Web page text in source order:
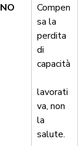
NO
Compen
sa la
perdita
di
capacità
lavorati
va, non
la
salute.